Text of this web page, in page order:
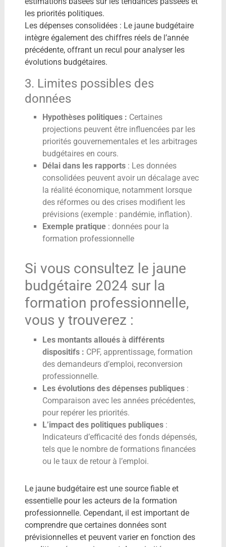
les priorités politiques.
Les dépenses consolidées : Le jaune budgétaire
intègre également des chiffres réels de l’année
précédente, offrant un recul pour analyser les
évolutions budgétaires.
3. Limites possibles des
données
Hypothèses politiques : Certaines
projections peuvent être influencées par les
priorités gouvernementales et les arbitrages
budgétaires en cours.
Délai dans les rapports: Les données
consolidées peuvent avoir un décalage avec
la réalité économique, notamment lorsque
des réformes ou des crises modifient les
prévisions (exemple : pandémie, inflation).
Exemple pratique: données pour la
formation professionnelle
Si vous consultez le jaune
budgétaire 2024 sur la
formation professionnelle,
vous y trouverez :
Les montants alloués à différents
dispositifs : CPF, apprentissage, formation
des demandeurs d’emploi, reconversion
professionnelle.
Les évolutions des dépenses publiques:
Comparaison avec les années précédentes,
pour repérer les priorités.
L’impact des politiques publiques:
Indicateurs d’efficacité des fonds dépensés,
tels que le nombre de formations financées
ou le taux de retour à l’emploi.
Le jaune budgétaire est une source fiable et
essentielle pour les acteurs de la formation
professionnelle. Cependant, il est important de
comprendre que certaines données sont
prévisionnelles et peuvent varier en fonction des